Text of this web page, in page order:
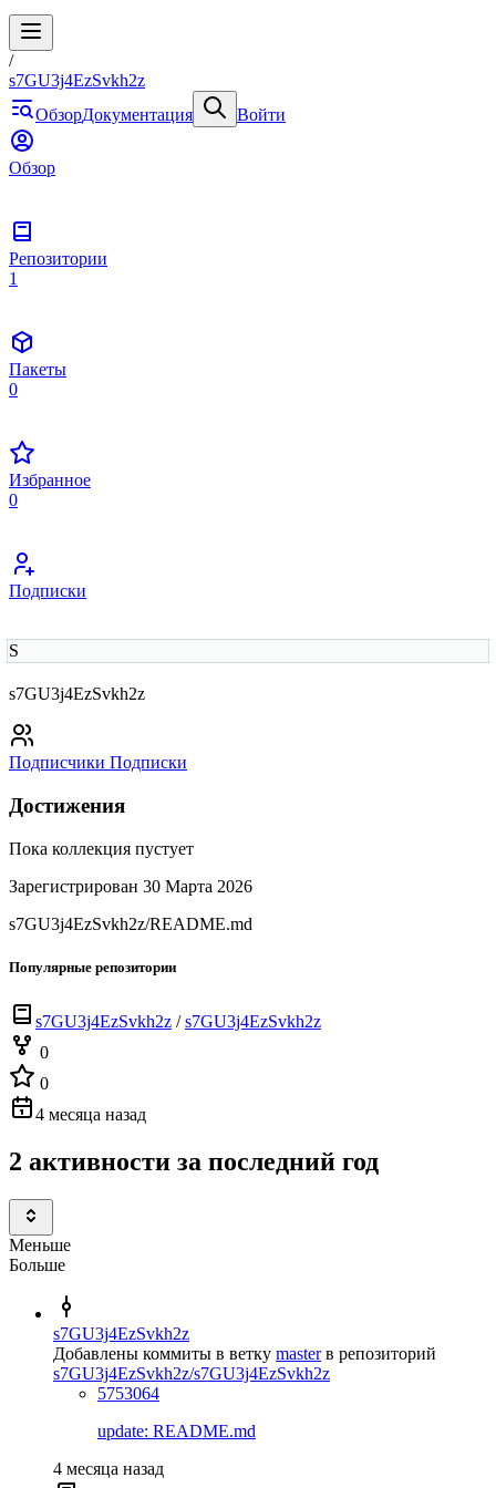
/
s7GU3j4EzSvkh2z
ОбзорДокументация Войти
Обзор
Репозитории
1
Пакеты
0
Избранное
0
Подписки
S
s7GU3j4EzSvkh2z
Подписчики Подписки
Достижения
Пока коллекция пустует
Зарегистрирован 30 Марта 2026
s7GU3j4EzSvkh2z/README.md
Популярные репозитории
s7GU3j4EzSvkh2z /s7GU3j4EzSvkh2z
0
0
4 месяца назад
2 активности за последний год
Меньше
Больше
s7GU3j4EzSvkh2z
Добавлены коммиты в ветку master в репозиторий
s7GU3j4EzSvkh2z/s7GU3j4EzSvkh2z
5753064
update: README.md
4 месяца назад